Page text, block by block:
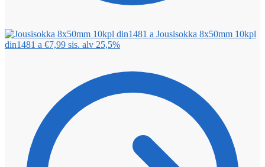
Jousisokka 8x50mm 10kpl
din1481 a €7,99 sis. alv 25,5%